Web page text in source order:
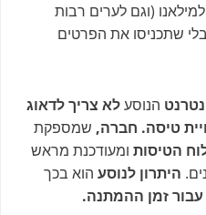
(וגם לערים רבות
שתכניסו את הפרטים
הנוסעלא צריך לדאוג
טיסה. חברה, שמספקת
הטיסות ומעודכנת מראש
היתרון לנוסע הוא בכך
זמן ההמתנה.